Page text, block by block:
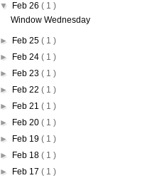
▼
Feb 26( 1 )
Window Wednesday
► Feb 25( 1 )
►
Feb 24( 1 )
►
Feb 23( 1 )
►
Feb 22( 1 )
►
Feb 21( 1 )
►
Feb 20( 1 )
►
Feb 19( 1 )
►
Feb 18( 1 )
►
Feb 17( 1 )